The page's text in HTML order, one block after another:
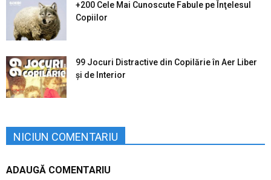
+200 Cele Mai Cunoscute Fabule pe Înţelesul
Copiilor
99 Jocuri Distractive din Copilărie în Aer Liber
şi de Interior
NICIUN COMENTARIU
ADAUGĂ COMENTARIU